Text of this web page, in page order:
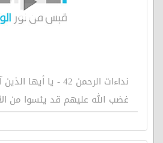
نداءات الرحمن 42 - يا
غضب الله عليهم قد يئسوا من